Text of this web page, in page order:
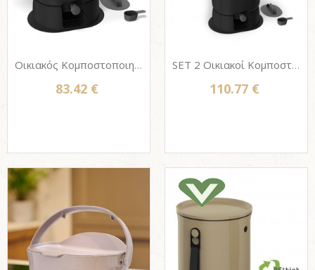
Οικιακός Κομποστοποιητής Bokashi Organko Essential, 15.3 L + Βάση + Πίτουρο 1Kg - Black
83.42 €
SET 2 Οικιακοί Κομποστοποιητές Bokashi Organko Essential, 15.3 L + Βάση + Πίτουρο 1Kg - Black
110.77 €